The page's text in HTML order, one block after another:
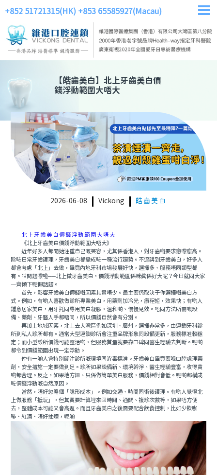
+852 51721315(HK) +853 65585927(Macau)
【皓齒美白】 北上牙齒美白價
錢浮動範圍大唔大
2026-06-08 Vickong 皓齒美白
北上牙齒美白價錢浮動範圍大唔大
《北上牙齒美白價錢浮動範圍大唔大》
近年好多人都開始注重自己嘅笑容，尤其係香港人，對牙齒嘅要求愈嚟愈高。
除咗日常牙齒護理，牙齒美白都變成咗一種流行趨勢。不過講到牙齒美白，好多人
都會考慮「北上」去做，畢竟內地牙科市場發展好快，選擇多、服務唔同類型都
有。咁問題嚟啦──北上做牙齒美白，價錢浮動範圍係咪真係好大呢？今日就同大家
一齊傾下呢個話題。
首先，影響牙齒美白價錢嘅因素其實唔少。最主要係取決于你選擇嘅美白方
式。例如，有啲人喜歡做診所專業美白，用藥劑加冷光，療程短，效果快；有啲人
鍾意居家美白，用牙托同專用美白凝膠，溫和啲、慢慢見效。唔同方法所需嘅設
備、藥劑、牙醫人手都唔同，所以價錢自然會有分別。
再加上地域因素，北上去大灣區例如深圳、廣州，選擇非常多，由連鎖牙科診
所到私人診所都有。通常大型連鎖診所會注重品牌形象同設備更新，服務標准較穩
定；而小型診所價錢可能靈活啲，但服務質量就要靠口碑同醫生經驗去判斷。呢啲
都令到價錢範圍出現一定浮動。
仲有一啲人會特別關注診所嘅環境同消毒標准。牙齒美白畢竟要喺口腔處理藥
劑，安全措施一定要做到足。診所如果設備新、環境幹淨、醫生經驗豐富，收得貴
啲都合理。反之，如果地方細、只係做簡單美白服務，價錢相對會低。呢啲都構成
咗價錢浮動嘅自然原因。
當然，唔好忽略個「隱形成本」。例如交通、時間同術後護理。有啲人覺得北
上做服務「抵玩」，但其實要計算埋來回時間、通關、複診次數等，如果唔方便
去，整體成本可能又會高返。而且牙齒美白之後需要配合飲食控制，比如少飲咖
啡、紅酒、唔好抽煙，呢啲